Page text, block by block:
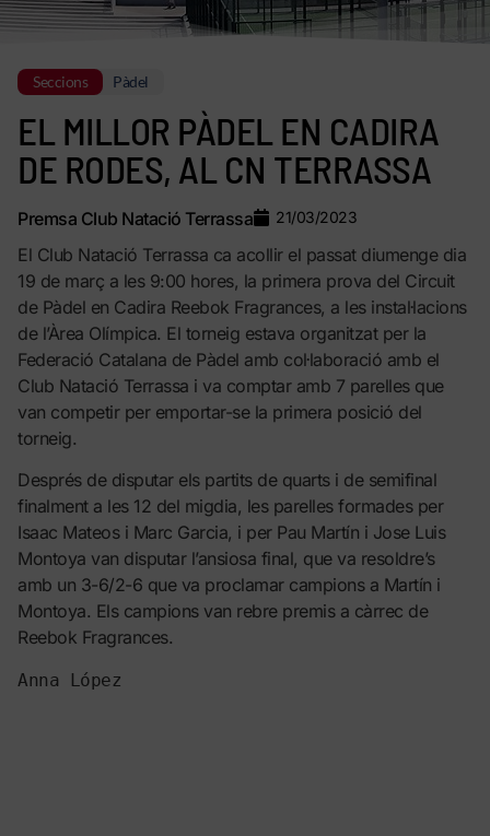
Seccions Pàdel
EL MILLOR PÀDEL EN CADIRA
DE RODES, AL CN TERRASSA
Premsa Club Natació Terrassa 21/03/2023
El Club Natació Terrassa ca acollir el passat diumenge dia
19 de març a les 9:00 hores, la primera prova del Circuit
de Pàdel en Cadira Reebok Fragrances, a les instal·lacions
de l’Àrea Olímpica. El torneig estava organitzat per la
Federació Catalana de Pàdel amb col·laboració amb el
Club Natació Terrassa i va comptar amb 7 parelles que
van competir per emportar-se la primera posició del
torneig.
Després de disputar els partits de quarts i de semifinal
finalment a les 12 del migdia, les parelles formades per
Isaac Mateos i Marc Garcia, i per Pau Martín i Jose Luis
Montoya van disputar l’ansiosa final, que va resoldre’s
amb un 3-6/2-6 que va proclamar campions a Martín i
Montoya. Els campions van rebre premis a càrrec de
Reebok Fragrances.
Anna López